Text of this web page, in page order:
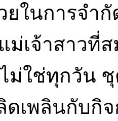
ในการจำกั
ม่เจ้าสาว
ม่ใช่ทุกวัน
ดเพลินกับกิ